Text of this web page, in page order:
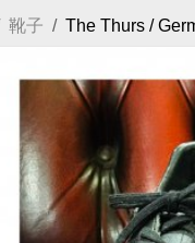
全部商品 影片專
靴子 The Thurs /